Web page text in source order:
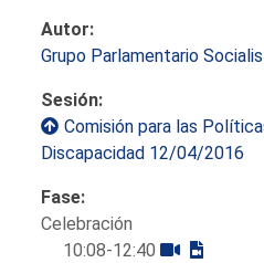
Autor:
Grupo Parlamentario
Sesión:
Comisión para las
Discapacidad 12/04/2016
Fase:
Celebración
10:08-12:40